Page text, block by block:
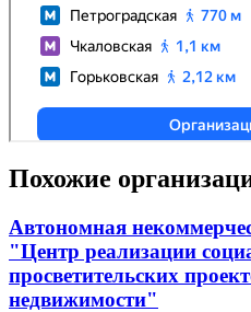
Похожие
Автономная
"Центр реализации
просветительских
недвижимости"